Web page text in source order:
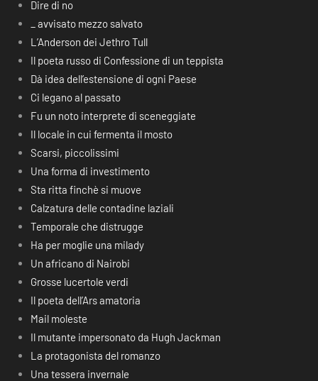
Dire di no
_ avvisato mezzo salvato
L’Anderson dei Jethro Tull
Il poeta russo di Confessione di un teppista
Dà idea dell’estensione di ogni Paese
Ci legano al passato
Fu un noto interprete di sceneggiate
Il locale in cui fermenta il mosto
Scarsi, piccolissimi
Una forma di investimento
Sta ritta finchè si muove
Calzatura delle contadine laziali
Temporale che distrugge
Ha per moglie una milady
Un africano di Nairobi
Grosse lucertole verdi
Il poeta dell’Ars amatoria
Mail moleste
Il mutante impersonato da Hugh Jackman
La protagonista del romanzo
Una tessera invernale